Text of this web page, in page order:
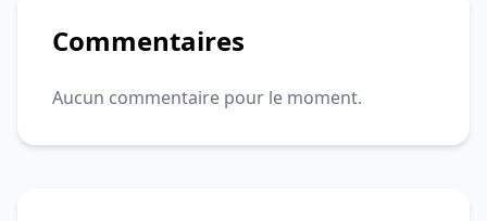
Commentaires
Aucun commentaire pour le moment.